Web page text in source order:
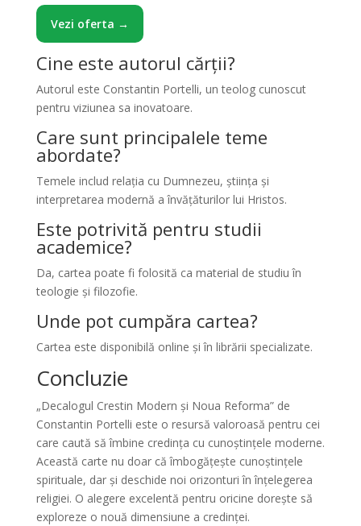
Vezi oferta →
Cine este autorul cărții?
Autorul este Constantin Portelli, un teolog cunoscut
pentru viziunea sa inovatoare.
Care sunt principalele teme
abordate?
Temele includ relația cu Dumnezeu, știința și
interpretarea modernă a învățăturilor lui Hristos.
Este potrivită pentru studii
academice?
Da, cartea poate fi folosită ca material de studiu în
teologie și filozofie.
Unde pot cumpăra cartea?
Cartea este disponibilă online și în librării specializate.
Concluzie
„Decalogul Crestin Modern și Noua Reforma” de
Constantin Portelli este o resursă valoroasă pentru cei
care caută să îmbine credința cu cunoștințele moderne.
Această carte nu doar că îmbogățește cunoștințele
spirituale, dar și deschide noi orizonturi în înțelegerea
religiei. O alegere excelentă pentru oricine dorește să
exploreze o nouă dimensiune a credinței.